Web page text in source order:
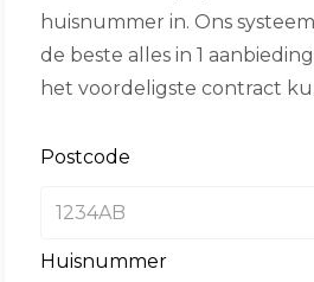
huisnummer in. Ons
de beste alles in 1
het voordeligste contract
Postcode
Huisnummer